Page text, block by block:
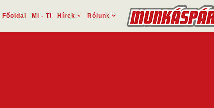
Főoldal Mi - Ti Hírek Rólunk